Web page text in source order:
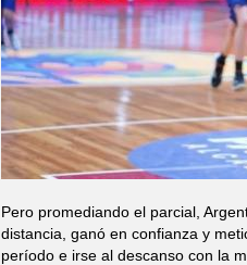
Pero promediando el parcial,
distancia, ganó en confianza y
período e irse al descanso con la